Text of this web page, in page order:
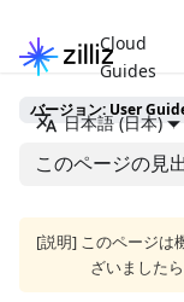
Cloud
Guides
日本語 (日本)
バージョン: User
このページの見
[説明] このページは
ざいました